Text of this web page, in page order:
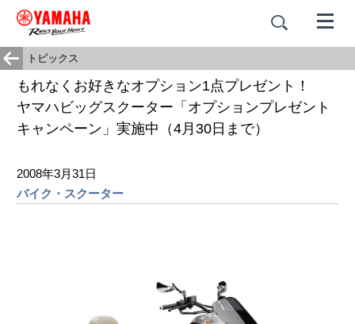
トピックス
もれなくお好きなオプション1点プレゼント！
ヤマハビッグスクーター「オプションプレゼント
キャンペーン」実施中（4月30日まで）
2008年3月31日
バイク・スクーター